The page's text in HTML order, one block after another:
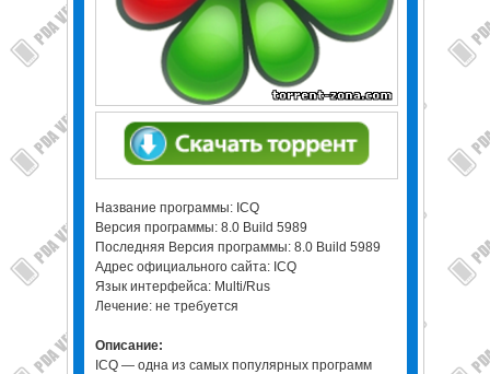
Название программы: ICQ
Версия программы: 8.0 Build 5989
Последняя Версия программы: 8.0 Build 5989
Адрес официального сайта: ICQ
Язык интерфейса: Multi/Rus
Лечение: не требуется
Описание:
ICQ — одна из самых популярных программ